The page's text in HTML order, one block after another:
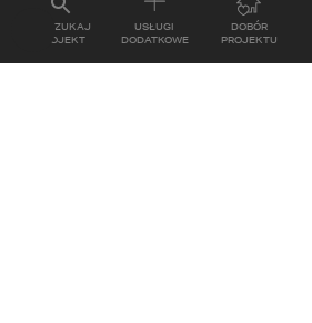
WYSZUKAJ
PROJEKT
USŁUGI
DODATKOWE
DOBÓR
PROJEKTU